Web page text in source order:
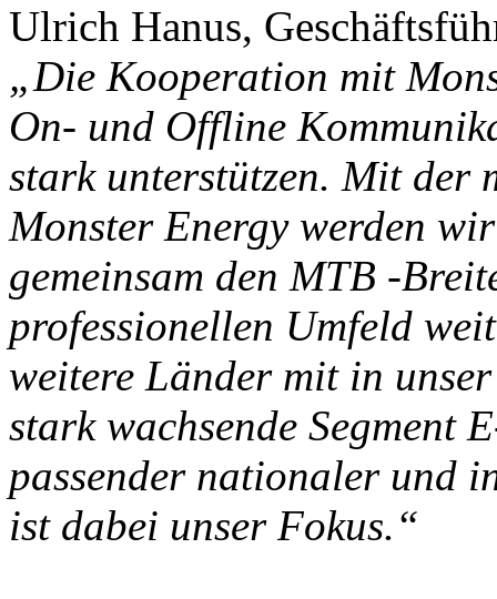
Ulrich Hanus,
„Die Kooperation mit
On- und Offline
stark unterstützen. Mit der
Monster Energy werden
gemeinsam den MTB -
professionellen Umfeld
weitere Länder mit in
stark wachsende Segment
passender nationaler und
ist dabei unser Fokus.“